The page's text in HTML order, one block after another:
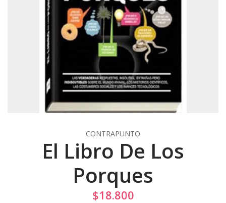
CONTRAPUNTO
El Libro De Los
Porques
$18.800